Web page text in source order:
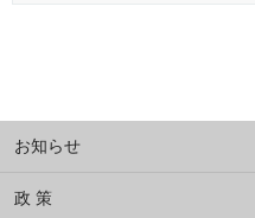
お知らせ
政 策